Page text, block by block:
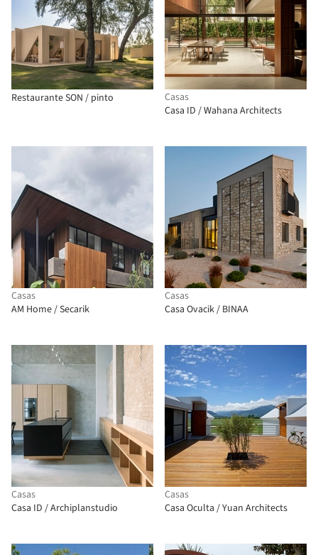
Restaurante SON / pinto
Casas
Casa ID / Wahana Architects
Casas
AM Home / Secarik
Casas
Casa Ovacik / BINAA
Casas
Casa ID / Archiplanstudio
Casas
Casa Oculta / Yuan Architects